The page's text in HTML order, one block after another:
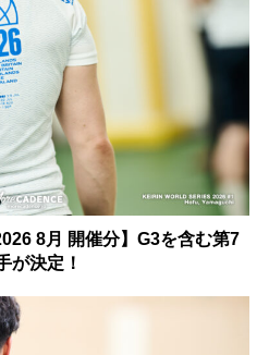
8月 開催分】G3を含む第7
が決定！